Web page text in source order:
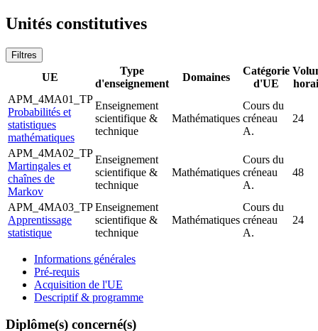
Unités constitutives
Filtres
UE
Type
d'enseignement
Domaines
Catégorie
d'UE
APM_4MA01_TP
Probabilités et
statistiques
mathématiques
Enseignement
scientifique &
technique
Mathématiques
Cours du
créneau
A.
24
APM_4MA02_TP
Martingales et
chaînes de
Markov
Enseignement
scientifique &
technique
Mathématiques
Cours du
créneau
A.
48
APM_4MA03_TP
Apprentissage
statistique
Enseignement
scientifique &
technique
Mathématiques
Cours du
créneau
A.
24
Informations générales
Pré-requis
Acquisition de l'UE
Descriptif & programme
Diplôme(s) concerné(s)